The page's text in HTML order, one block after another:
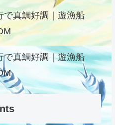
で真鯛好調｜遊漁船
で真鯛好調｜遊漁船